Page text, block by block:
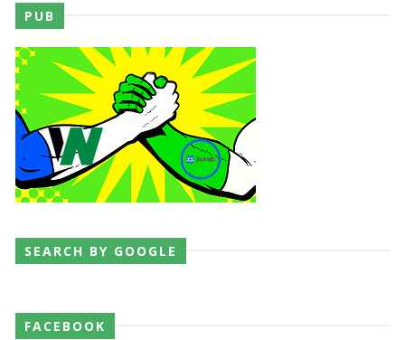
REGRESSO IMPRESSIONANTE NO RAW: Bully Ray
critica promo de Big Cass e sugere utilização de
frases icónicas
Unknown-Aug 06 2026
GUERRA EXTREMA NO GRAND SLAM MEXICO:
Will Ospreay supera Mark Davis num brutal
Street Fight com arame farpado
Unknown - Aug 06 2026
NOVOS CAMPEÕES DE TRIOS NA AEW: Brody
King, Bandido e Hangman Page conquistam os
Unknown-Aug 06 2026
PUB
SEARCH BY GOOGLE
FACEBOOK